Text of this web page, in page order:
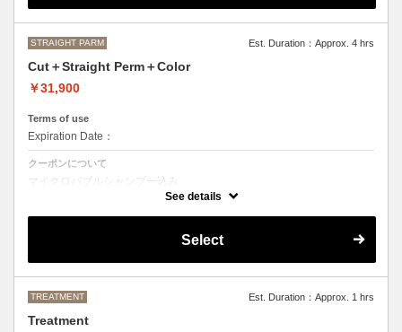
STRAIGHT PARM Est. Duration：Approx. 4 hrs
Cut＋Straight Perm＋Color
￥31,900
Terms of use
Expiration Date：
クーポンについて
マイクロバブルシャンプー込み
カット＋ストレートパーマ、縮毛矯正、ボリュームダウン＋デザインな
で、ご来店いただいた際にご相談させて頂きます。
●カラーリング、ストレートパーマは髪の長さにより別途ロング料金を
頂戴いたします。
See details
Select
TREATMENT Est. Duration：Approx. 1 hrs
Treatment